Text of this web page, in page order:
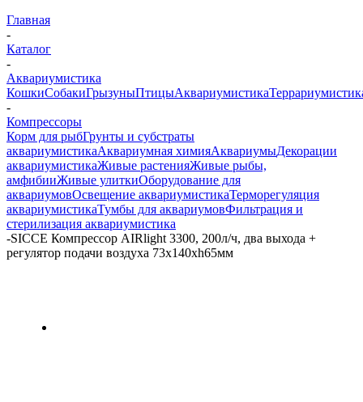
Главная
-
Каталог
-
Аквариумистика
КошкиСобакиГрызуныПтицыАквариумистика
-
Компрессоры
Корм для рыбГрунты и субстраты
аквариумистикаАквариумная химияАквариумыДекорации
аквариумистикаЖивые растенияЖивые рыбы,
амфибииЖивые улиткиОборудование для
аквариумовОсвещение аквариумистикаТерморегуляция
аквариумистикаТумбы для аквариумовФильтрация и
стерилизация аквариумистика
-SICCE Компрессор AIRlight 3300, 200л/ч, два выхода +
регулятор подачи воздуха 73х140хh65мм